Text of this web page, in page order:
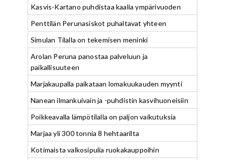
Kasvis-Kartano puhdistaa kaalia ympärivuoden
Penttilän Perunasiskot puhaltavat yhteen
Simulan Tilalla on tekemisen meninki
Arolan Peruna panostaa palveluun ja
paikallisuuteen
Marjakaupalla paikataan lomakuukauden myynti
Nanean ilmankuivain ja -puhdistin kasvihuoneisiin
Poikkeavalla lämpötilalla on paljon vaikutuksia
Marjaa yli 300 tonnia 8 hehtaarilta
Kotimaista valkosipulia ruokakauppoihin